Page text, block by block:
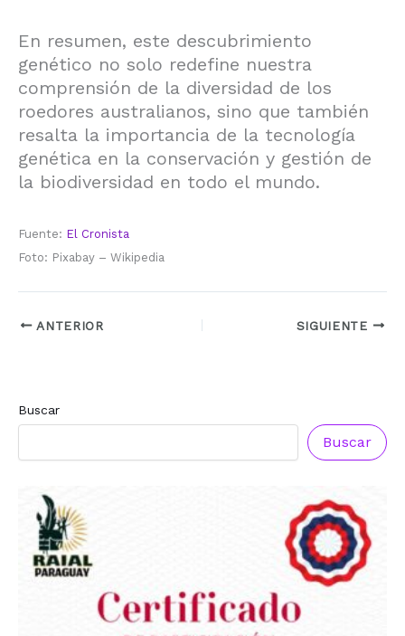
En resumen, este descubrimiento
genético no solo redefine nuestra
comprensión de la diversidad de los
roedores australianos, sino que también
resalta la importancia de la tecnología
genética en la conservación y gestión de
la biodiversidad en todo el mundo.
Fuente: El Cronista
Foto: Pixabay – Wikipedia
ANTERIOR SIGUIENTE
Buscar
Buscar
Reconocimiento aRadio Tribuna Abierta
Reconocimiento aRadio Oñondivepa Paraguay